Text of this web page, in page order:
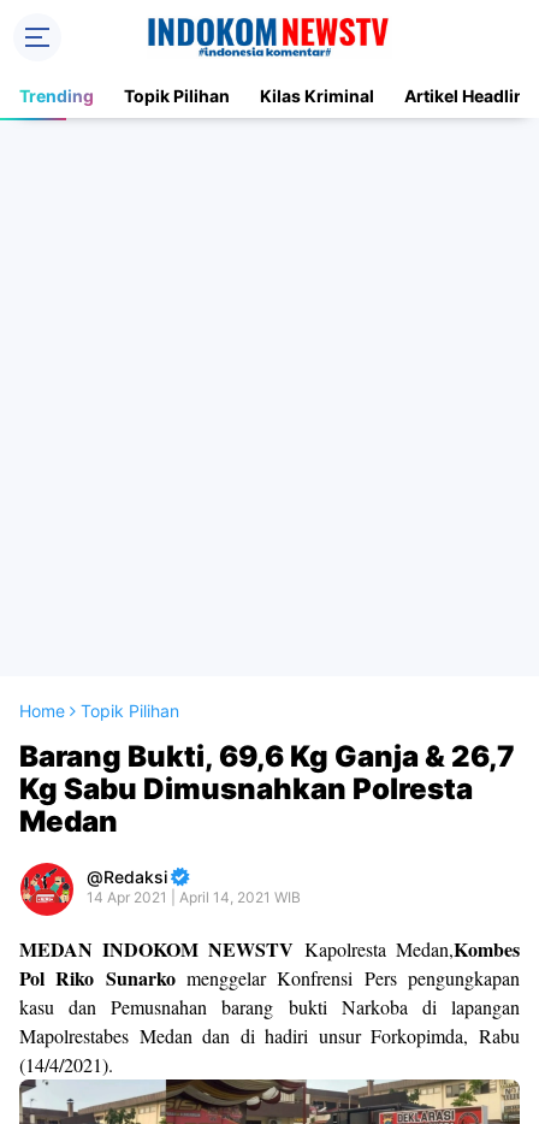
Trending Topik Pilihan Kilas Kriminal Artikel Headline
Home Topik Pilihan
Barang Bukti, 69,6 Kg Ganja & 26,7
Kg Sabu Dimusnahkan Polresta
Medan
Redaksi
14 Apr 2021 | April 14, 2021 WIB
MEDAN INDOKOM NEWSTV Kapolresta Medan,Kombes
Pol Riko Sunarkomenggelar Konfrensi Pers pengungkapan
kasu dan Pemusnahan barang bukti Narkoba di lapangan
Mapolrestabes Medan dan di hadiri unsur Forkopimda, Rabu
(14/4/2021).